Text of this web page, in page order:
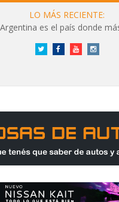
LO MÁS RECIENTE:
es el país donde
Twitter FacebookYouTube